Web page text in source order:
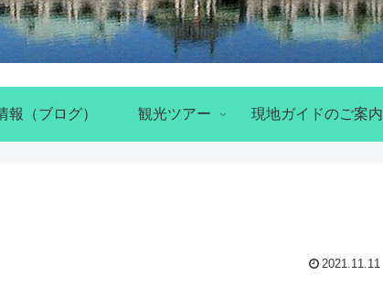
報（ブログ） 観光ツアー 現地ガイドのご案内
2021.11.11